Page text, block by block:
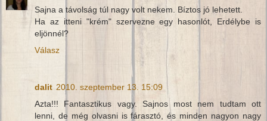
Sajna a távolság túl nagy volt nekem. Bíztos jó lehetett.
Ha az itteni "krém" szervezne egy hasonlót, Erdélybe is
eljönnél?
Válasz
dalit 2010. szeptember 13. 15:09
Azta!!! Fantasztikus vagy. Sajnos most nem tudtam ott
lenni, de még olvasni is fárasztó, és minden nagyon nagy